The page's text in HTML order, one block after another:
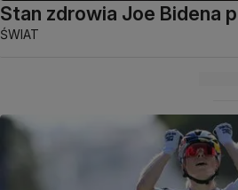
Stan zdrowia Joe Bidena
ŚWIAT